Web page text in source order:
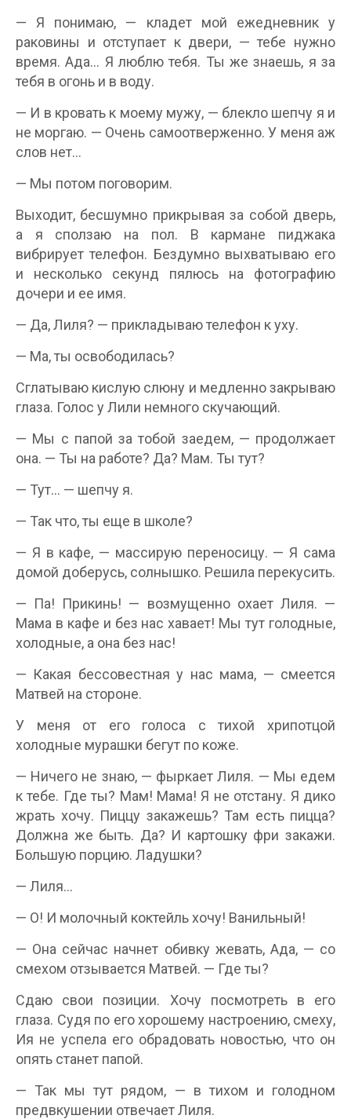
— Я понимаю, — кладет мой ежедневник у
раковины и отступает к двери, — тебе нужно
время. Ада… Я люблю тебя. Ты же знаешь, я за
тебя в огонь и в воду.
— И в кровать к моему мужу, — блекло шепчу я и
не моргаю. — Очень самоотверженно. У меня аж
слов нет…
— Мы потом поговорим.
Выходит, бесшумно прикрывая за собой дверь,
а я сползаю на пол. В кармане пиджака
вибрирует телефон. Бездумно выхватываю его
и несколько секунд пялюсь на фотографию
дочери и ее имя.
— Да, Лиля? — прикладываю телефон к уху.
— Ма, ты освободилась?
Сглатываю кислую слюну и медленно закрываю
глаза. Голос у Лили немного скучающий.
— Мы с папой за тобой заедем, — продолжает
она. — Ты на работе? Да? Мам. Ты тут?
— Тут… — шепчу я.
— Так что, ты еще в школе?
— Я в кафе, — массирую переносицу. — Я сама
домой доберусь, солнышко. Решила перекусить.
— Па! Прикинь! — возмущенно охает Лиля. —
Мама в кафе и без нас хавает! Мы тут голодные,
холодные, а она без нас!
— Какая бессовестная у нас мама, — смеется
Матвей на стороне.
У меня от его голоса с тихой хрипотцой
холодные мурашки бегут по коже.
— Ничего не знаю, — фыркает Лиля. — Мы едем
к тебе. Где ты? Мам! Мама! Я не отстану. Я дико
жрать хочу. Пиццу закажешь? Там есть пицца?
Должна же быть. Да? И картошку фри закажи.
Большую порцию. Ладушки?
— Лиля…
— О! И молочный коктейль хочу! Ванильный!
— Она сейчас начнет обивку жевать, Ада, — со
смехом отзывается Матвей. — Где ты?
Сдаю свои позиции. Хочу посмотреть в его
глаза. Судя по его хорошему настроению, смеху,
Ия не успела его обрадовать новостью, что он
опять станет папой.
— Так мы тут рядом, — в тихом и голодном
предвкушении отвечает Лиля.